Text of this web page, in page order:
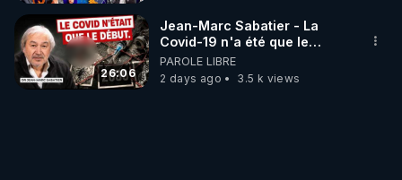
26:06
Jean-Marc Sabatier - La
Covid-19 n'a été que le
début - L'ARNm & l'ARNm-aa
jusqu où auront-t-il ?
PAROLE LIBRE
2 days ago
3.5 k views